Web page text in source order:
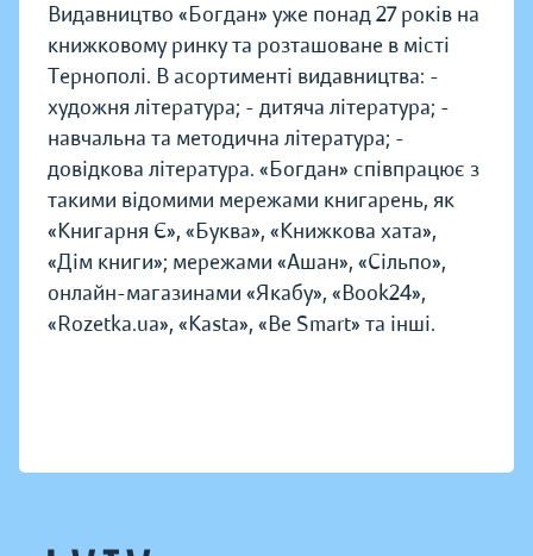
Видавництво «Богдан» уже понад 27 років на
книжковому ринку та розташоване в місті
Тернополі. В асортименті видавництва: -
художня література; - дитяча література; -
навчальна та методична література; -
довідкова література. «Богдан» співпрацює з
такими відомими мережами книгарень, як
«Книгарня Є», «Буква», «Книжкова хата»,
«Дім книги»; мережами «Ашан», «Сільпо»,
онлайн-магазинами «Якабу», «Book24»,
«Rozetka.ua», «Kasta», «Be Smart» та інші.